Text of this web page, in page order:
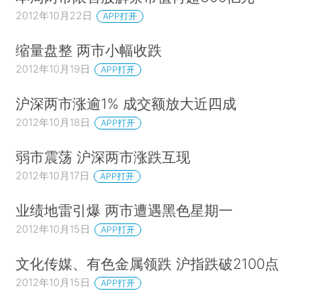
2012年10月22日 APP打开
缩量盘整 两市小幅收跌
2012年10月19日 APP打开
沪深两市涨逾1% 成交额放大近四成
2012年10月18日 APP打开
弱市震荡 沪深两市涨跌互现
2012年10月17日 APP打开
业绩地雷引爆 两市遭遇黑色星期一
2012年10月15日 APP打开
文化传媒、有色金属领跌 沪指跌破2100点
2012年10月15日 APP打开